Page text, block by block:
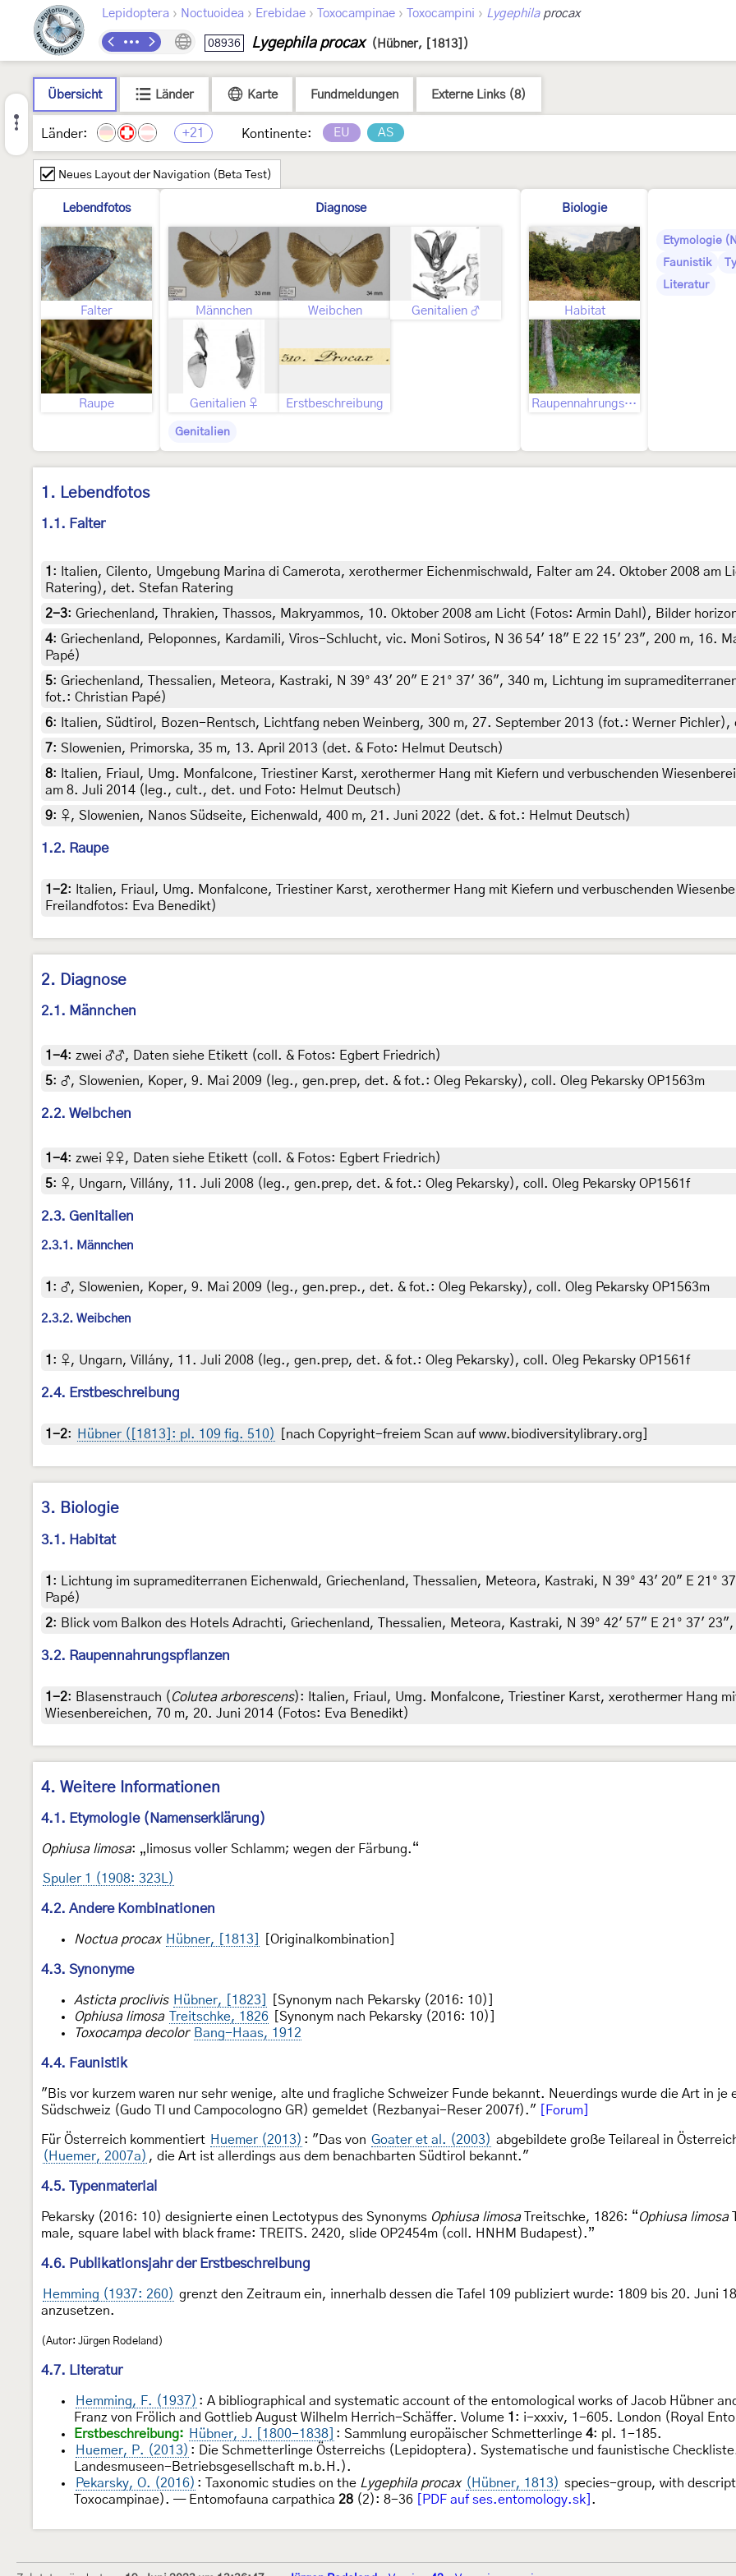
Lepidoptera › Noctuoidea › Erebidae › Toxocampinae › Toxocampini › Lygephilaprocax
08936 Lygephila procax (Hübner, [1813])
Übersicht Länder Karte Fundmeldungen Externe Links (8)
Länder: +21 Kontinente: EU AS
Neues Layout der Navigation (Beta Test)
Lebendfotos
Falter
Raupe
Diagnose
Männchen Weibchen Genitalien ♂
Genitalien ♀ Erstbeschreibung
Genitalien
Biologie
Habitat
Raupennahrungspflanzen
Etymologie
Faunistik
Literatur
1. Lebendfotos
1.1. Falter
1 :
Italien, Cilento, Umgebung Marina di Camerota, xerothermer Eichenmischwald, Falter am 24. Oktober 2008 am
Ratering), det. Stefan Ratering
2-3: Griechenland, Thrakien, Thassos, Makryammos, 10. Oktober 2008 am Licht (Fotos: Armin Dahl), Bilder
4: Griechenland, Peloponnes, Kardamili, Viros-Schlucht, vic. Moni Sotiros, N 36 54' 18" E 22 15' 23", 200 m, 16.
Papé)
5: Griechenland, Thessalien, Meteora, Kastraki, N 39° 43' 20" E 21° 37' 36", 340 m, Lichtung im
fot.: Christian Papé)
6: Italien, Südtirol, Bozen-Rentsch, Lichtfang neben Weinberg, 300 m, 27. September 2013 (fot.: Werner Pichler),
7: Slowenien, Primorska, 35 m, 13. April 2013 (det. & Foto: Helmut Deutsch)
8:
Italien, Friaul, Umg. Monfalcone, Triestiner Karst, xerothermer Hang mit Kiefern und verbuschenden
am 8. Juli 2014 (leg., cult., det. und Foto: Helmut Deutsch)
9: ♀, Slowenien, Nanos Südseite, Eichenwald, 400 m, 21. Juni 2022 (det. & fot.: Helmut Deutsch)
1.2. Raupe
1-2:
Italien, Friaul, Umg. Monfalcone, Triestiner Karst, xerothermer Hang mit Kiefern und verbuschenden
Freilandfotos: Eva Benedikt)
2. Diagnose
2.1. Männchen
1-4: zwei ♂♂, Daten siehe Etikett (coll. & Fotos: Egbert Friedrich)
5: ♂, Slowenien, Koper, 9. Mai 2009 (leg., gen.prep, det. & fot.: Oleg Pekarsky), coll. Oleg Pekarsky OP1563m
2.2. Weibchen
1-4: zwei ♀♀, Daten siehe Etikett (coll. & Fotos: Egbert Friedrich)
5: ♀, Ungarn, Villány, 11. Juli 2008 (leg., gen.prep, det. & fot.: Oleg Pekarsky), coll. Oleg Pekarsky OP1561f
2.3. Genitalien
2.3.1. Männchen
1 : ♂, Slowenien, Koper, 9. Mai 2009 (leg., gen.prep., det. & fot.: Oleg Pekarsky), coll. Oleg Pekarsky OP1563m
2.3.2. Weibchen
1 : ♀, Ungarn, Villány, 11. Juli 2008 (leg., gen.prep, det. & fot.: Oleg Pekarsky), coll. Oleg Pekarsky OP1561f
2.4. Erstbeschreibung
1-2: Hübner ([1813]: pl. 109 fig. 510) [nach Copyright-freiem Scan auf www.biodiversitylibrary.org]
3. Biologie
3.1. Habitat
1 :
Lichtung im supramediterranen Eichenwald, Griechenland, Thessalien, Meteora, Kastraki, N 39° 43' 20" E 21°
Papé)
2: Blick vom Balkon des Hotels Adrachti, Griechenland, Thessalien, Meteora, Kastraki, N 39° 42' 57" E 21° 37'
3.2. Raupennahrungspflanzen
1-2: Blasenstrauch ( Colutea arborescens): Italien, Friaul, Umg. Monfalcone, Triestiner Karst, xerothermer Hang
Wiesenbereichen, 70 m, 20. Juni 2014 (Fotos: Eva Benedikt)
4. Weitere Informationen
4.1. Etymologie (Namenserklärung)
Ophiusa limosa: „limosus voller Schlamm; wegen der Färbung.“
Spuler 1 (1908: 323L)
4.2. Andere Kombinationen
Noctua procax Hübner, [1813] [Originalkombination]
4.3. Synonyme
Asticta proclivis Hübner, [1823]
[Synonym nach Pekarsky (2016: 10)]
Ophiusa limosa
Treitschke, 1826
[Synonym nach Pekarsky (2016: 10)]
Toxocampa decolor Bang-Haas, 1912
4.4. Faunistik
"Bis vor kurzem waren nur sehr wenige, alte und fragliche Schweizer Funde bekannt. Neuerdings wurde die Art in je
Südschweiz (Gudo TI und Campocologno GR) gemeldet (Rezbanyai-Reser 2007f)."
[Forum]
Für Österreich kommentiert Huemer (2013) : "Das von Goater et al. (2003) abgebildete große Teilareal in
(Huemer, 2007a) , die Art ist allerdings aus dem benachbarten Südtirol bekannt."
4.5. Typenmaterial
Pekarsky (2016: 10) designierte einen Lectotypus des Synonyms Ophiusa limosaTreitschke, 1826: “Ophiusa limosa
male, square label with black frame: TREITS. 2420, slide OP2454m (coll. HNHM Budapest).”
4.6. Publikationsjahr der Erstbeschreibung
Hemming (1937: 260) grenzt den Zeitraum ein, innerhalb dessen die Tafel 109 publiziert wurde: 1809 bis 20. Juni
anzusetzen.
(Autor: Jürgen Rodeland)
4.7. Literatur
Hemming, F. (1937) : A bibliographical and systematic account of the entomological works of Jacob Hübner
Franz von Frölich and Gottlieb August Wilhelm Herrich-Schäffer. Volume 1 : i-xxxiv, 1-605. London (Royal
Erstbeschreibung: Hübner, J. [1800-1838] : Sammlung europäischer Schmetterlinge 4: pl. 1-185.
Huemer, P. (2013) : Die Schmetterlinge Österreichs (Lepidoptera). Systematische und faunistische
Landesmuseen-Betriebsgesellschaft m.b.H.).
Pekarsky, O. (2016) : Taxonomic studies on the Lygephila procax (Hübner, 1813) species-group, with
Toxocampinae). — Entomofauna carpathica 28 (2): 8-36 [PDF auf ses.entomology.sk] .